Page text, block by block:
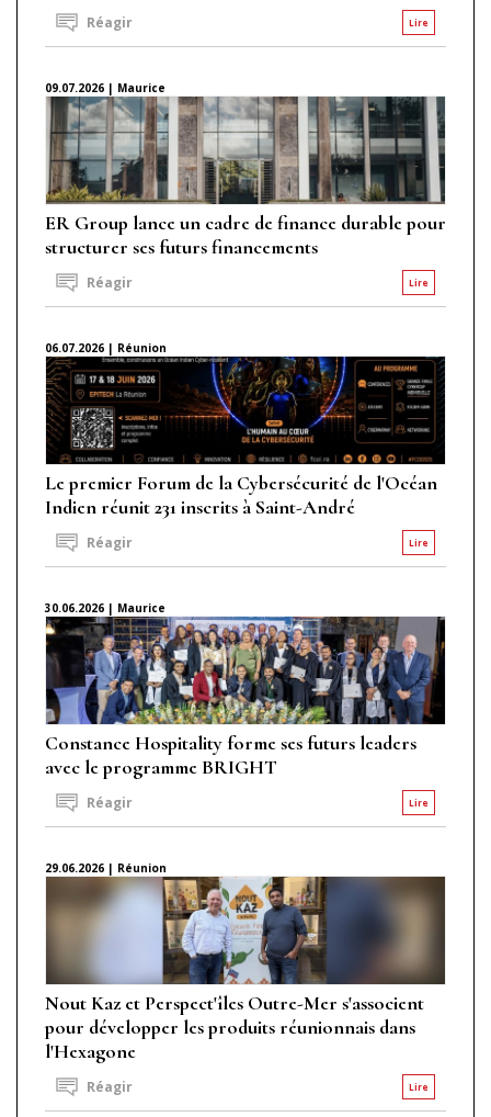
Lire
Réagir
09.07.2026 | Maurice
ER Group lance un cadre de finance durable pour
structurer ses futurs financements
Lire
Réagir
06.07.2026 | Réunion
Le premier Forum de la Cybersécurité de l'Océan
Indien réunit 231 inscrits à Saint-André
Lire
Réagir
30.06.2026 | Maurice
Constance Hospitality forme ses futurs leaders
avec le programme BRIGHT
Lire
Réagir
29.06.2026 | Réunion
Nout Kaz et Perspect'îles Outre-Mer s'associent
pour développer les produits réunionnais dans
l'Hexagone
Lire
Réagir